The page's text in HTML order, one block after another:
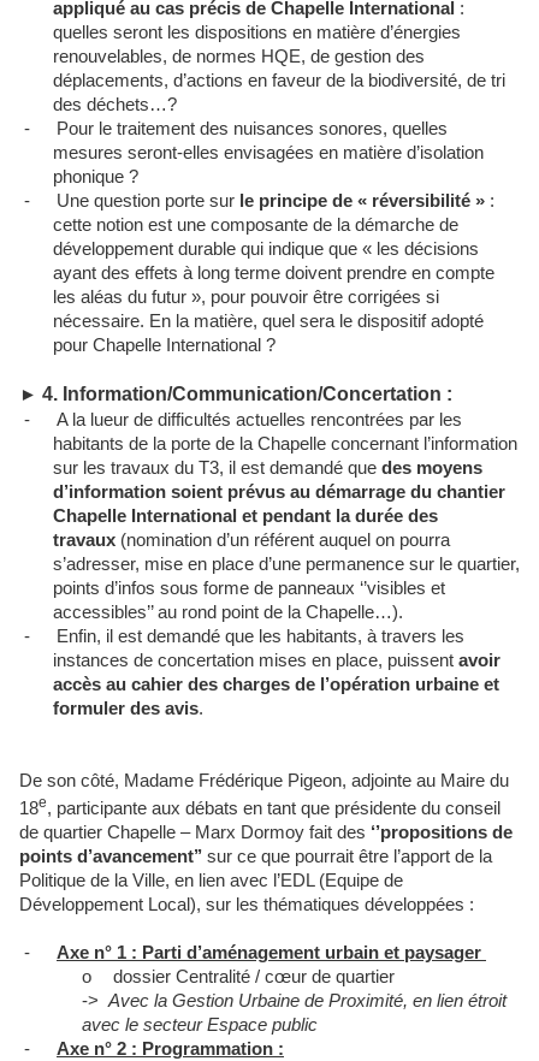
appliqué au cas précis de Chapelle International :
quelles seront les dispositions en matière d’énergies
renouvelables, de normes HQE, de gestion des
déplacements, d’actions en faveur de la biodiversité, de tri
des déchets…?
-
Pour le traitement des nuisances sonores, quelles
mesures seront-elles envisagées en matière d’isolation
phonique ?
-
Une question porte sur le principe de « réversibilité » :
cette notion est une composante de la démarche de
développement durable qui indique que « les décisions
ayant des effets à long terme doivent prendre en compte
les aléas du futur », pour pouvoir être corrigées si
nécessaire. En la matière, quel sera le dispositif adopté
pour Chapelle International ?
► 4. Information/Communication/Concertation :
-
A la lueur de difficultés actuelles rencontrées par les
habitants de la porte de la Chapelle concernant l’information
sur les travaux du T3, il est demandé que des moyens
d’information soient prévus au démarrage du chantier
Chapelle International et pendant la durée des
travaux (nomination d’un référent auquel on pourra
s’adresser, mise en place d’une permanence sur le quartier,
points d’infos sous forme de panneaux ‘’visibles et
accessibles’’ au rond point de la Chapelle…).
-
Enfin, il est demandé que les habitants, à travers les
instances de concertation mises en place, puissent avoir
accès au cahier des charges de l’opération urbaine et
formuler des avis.
De son côté, Madame Frédérique Pigeon, adjointe au Maire du
18e, participante aux débats en tant que présidente du conseil
de quartier Chapelle – Marx Dormoy fait des ‘’propositions de
points d’avancement’’ sur ce que pourrait être l’apport de la
Politique de la Ville, en lien avec l’EDL (Equipe de
Développement Local), sur les thématiques développées :
-
Axe n° 1 : Parti d’aménagement urbain et paysager
o
dossier Centralité / cœur de quartier
-> Avec la Gestion Urbaine de Proximité, en lien étroit
avec le secteur Espace public
-
Axe n° 2 : Programmation :